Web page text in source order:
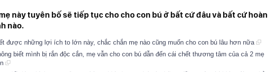
này tuyên bố sẽ tiếp tục cho cho con bú ở bất cứ đâu và bất cứ hoàn
nào.
được những lợi ích to lớn này, chắc chắn mẹ nào cũng muốn cho con bú lâu hơn nữa
biết mình bị rắn độc cắn, mẹ vẫn cho con bú dẫn đến cái chết thương tâm của cả 2 mẹ